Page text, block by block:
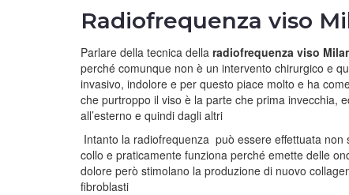
Radiofrequenza viso
Parlare della tecnica della radiofrequenza viso
perché comunque non è un intervento chirurgico e
invasivo, indolore e per questo piace molto e ha
che purtroppo il viso è la parte che prima invecchia,
all’esterno e quindi dagli altri
Intanto la radiofrequenza può essere effettuata
collo e praticamente funziona perché emette delle
dolore però stimolano la produzione di nuovo
fibroblasti